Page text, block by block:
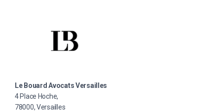
Le Bouard Avocats Versailles
4 Place Hoche,
78000, Versailles